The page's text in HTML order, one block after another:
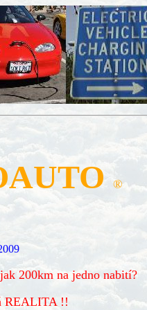
®
200km na jedno nabití?
REALITA !!